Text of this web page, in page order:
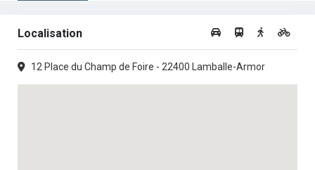
Localisation
12 Place du Champ de Foire - 22400 Lamballe-Armor